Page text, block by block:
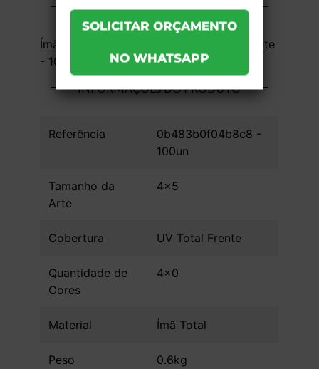
DESCRIÇÃO DO PRODUTO
Ímã Total - 4x0 - 4x5 cm - UV Total Frente
- 100 unid
INFORMAÇÕES DO PRODUTO
Referência
0b483b0f04b8c8 -
100un
Tamanho da
Arte
4x5
Cobertura UV Total Frente
Quantidade de
Cores
4x0
Material Ímã Total
Peso 0.6kg